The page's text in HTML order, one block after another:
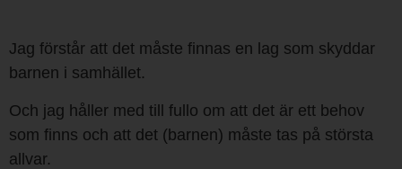
Jag förstår att det måste finnas en lag som skyddar
barnen i samhället.
Och jag håller med till fullo om att det är ett behov
som finns och att det (barnen) måste tas på största
allvar.